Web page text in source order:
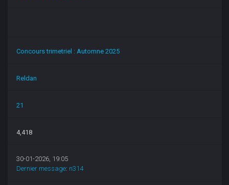
Concours trimetriel : Automne 2025
Reldan
21
4,418
30-01-2026, 19:05
Dernier message: n314